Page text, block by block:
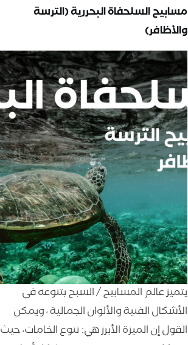
مسابيح السلحفاة البحررية (الترسة
والأظافر)
يتميز عالم المسابيح / السبح بتنوعه في
الأشكال الفنية والألوان الجمالية ، ويمكن
القول إن الميزة الأبرز هي: تنوع الخامات، حيث